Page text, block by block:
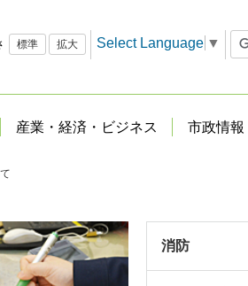
標準 拡大 Select Language ▼
産業・経済・ビジネス 市政情報
消防